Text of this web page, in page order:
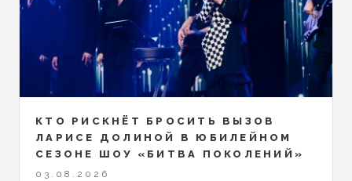
КТО РИСКНЁТ БРОСИТЬ ВЫЗОВ
ЛАРИСЕ ДОЛИНОЙ В ЮБИЛЕЙНОМ
СЕЗОНЕ ШОУ «БИТВА ПОКОЛЕНИЙ»
03.08.2026